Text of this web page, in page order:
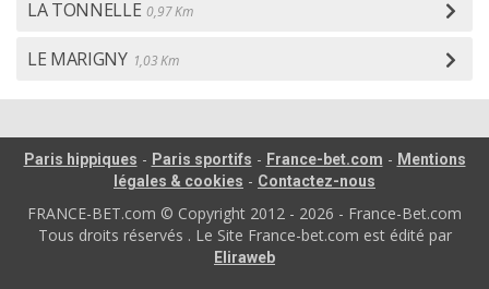
LA TONNELLE 0,97 Km
LE MARIGNY 1,03 Km
Paris hippiques - Paris sportifs - France-bet.com - Mentions
légales & cookies - Contactez-nous
FRANCE-BET.com © Copyright 2012 - 2026 - France-Bet.com
Tous droits réservés . Le Site France-bet.com est édité par
Eliraweb